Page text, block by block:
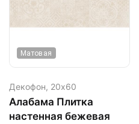
Матовая
Декофон, 20х60
Алабама Плитка
настенная бежевая